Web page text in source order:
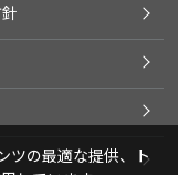
ツの最適な提供、ト